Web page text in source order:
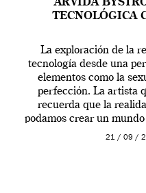
ARVIDA
TECNOLÓGICA
La exploración de la
tecnología desde una
elementos como la
perfección. La artista
recuerda que la
podamos crear un
que los humanos
21 / 09 /